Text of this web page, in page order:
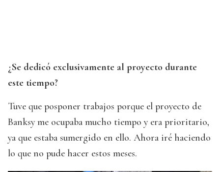
¿Se dedicó exclusivamente al proyecto durante
este tiempo?
Tuve que posponer trabajos porque el proyecto de
Banksy me ocupaba mucho tiempo y era prioritario,
ya que estaba sumergido en ello. Ahora iré haciendo
lo que no pude hacer estos meses.